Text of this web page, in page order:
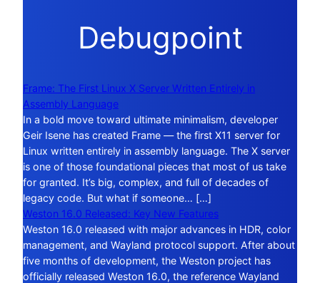
Debugpoint
Frame: The First Linux X Server Written Entirely in
Assembly Language
In a bold move toward ultimate minimalism, developer
Geir Isene has created Frame — the first X11 server for
Linux written entirely in assembly language. The X server
is one of those foundational pieces that most of us take
for granted. It’s big, complex, and full of decades of
legacy code. But what if someone… […]
Weston 16.0 Released: Key New Features
Weston 16.0 released with major advances in HDR, color
management, and Wayland protocol support. After about
five months of development, the Weston project has
officially released Weston 16.0, the reference Wayland